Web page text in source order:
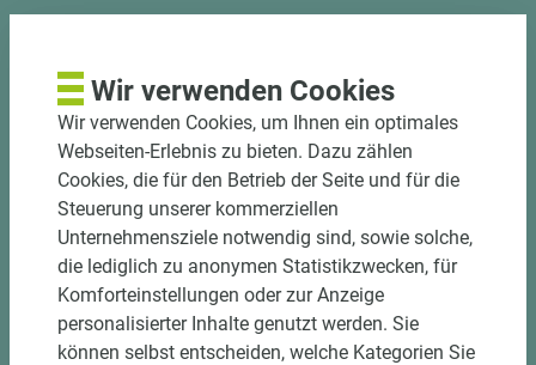
DOWNLOADS
Wir verwenden Cookies
Wir verwenden Cookies, um Ihnen ein optimales
Webseiten-Erlebnis zu bieten. Dazu zählen
Cookies, die für den Betrieb der Seite und für die
Steuerung unserer kommerziellen
Unternehmensziele notwendig sind, sowie solche,
die lediglich zu anonymen Statistikzwecken, für
Komforteinstellungen oder zur Anzeige
personalisierter Inhalte genutzt werden. Sie
können selbst entscheiden, welche Kategorien Sie